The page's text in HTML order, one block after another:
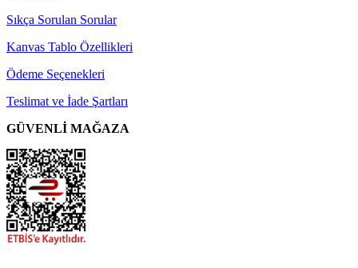
Sıkça Sorulan Sorular
Kanvas Tablo Özellikleri
Ödeme Seçenekleri
Teslimat ve İade Şartları
GÜVENLİ MAĞAZA